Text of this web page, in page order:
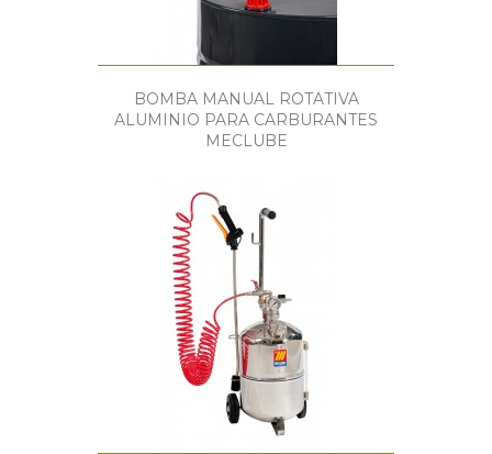
BOMBA MANUAL ROTATIVA
ALUMINIO PARA CARBURANTES
MECLUBE